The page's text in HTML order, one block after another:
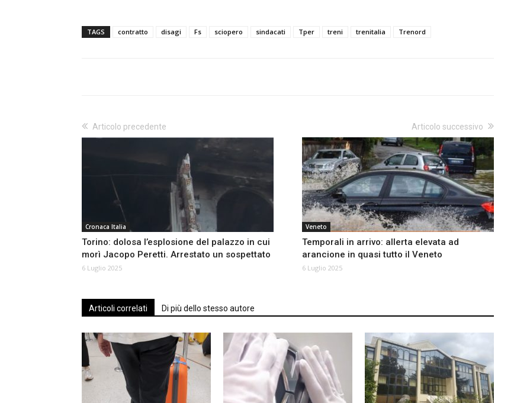
TAGS contratto disagi Fs sciopero sindacati Tper treni trenitalia Trenord
Articolo precedente
Cronaca Italia
Torino: dolosa l’esplosione del palazzo in cui
morì Jacopo Peretti. Arrestato un sospettato
6 Luglio 2025
Articolo successivo
Veneto
Temporali in arrivo: allerta elevata ad
arancione in quasi tutto il Veneto
6 Luglio 2025
Articoli correlati Di più dello stesso autore